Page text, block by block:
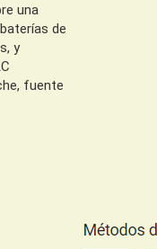
una
de
y
fuente